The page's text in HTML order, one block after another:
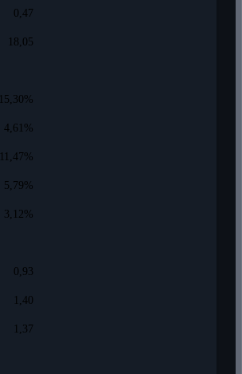
0,47
18,05
15,30%
4,61%
11,47%
5,79%
3,12%
0,93
1,40
1,37